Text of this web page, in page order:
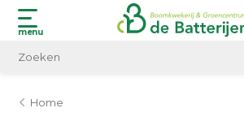
menu
Home